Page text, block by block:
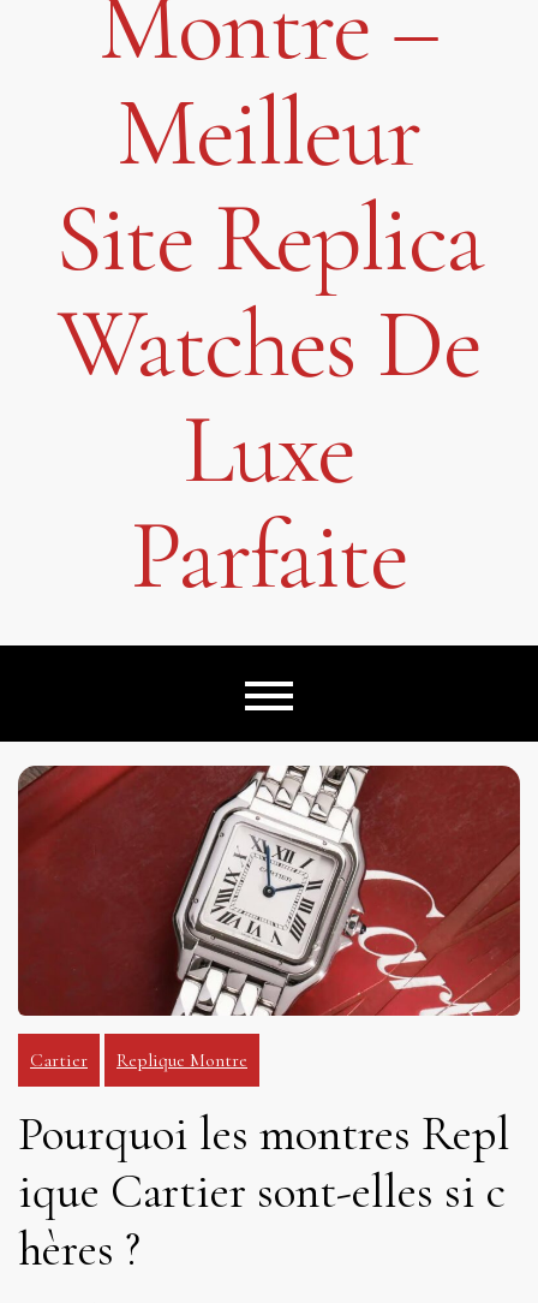
Montre –
Meilleur
Site Replica
Watches De
Luxe
Parfaite
Cartier Replique Montre
Pourquoi les montres Repl
ique Cartier sont-elles si c
hères ?